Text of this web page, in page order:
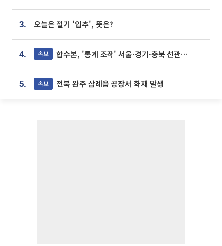
3. 오늘은 절기 '입추', 뜻은?
4. 속보 합수본, '통계 조작' 서울·경기·충북 선관위 등 추가 압수수색
5. 속보 전북 완주 삼례읍 공장서 화재 발생